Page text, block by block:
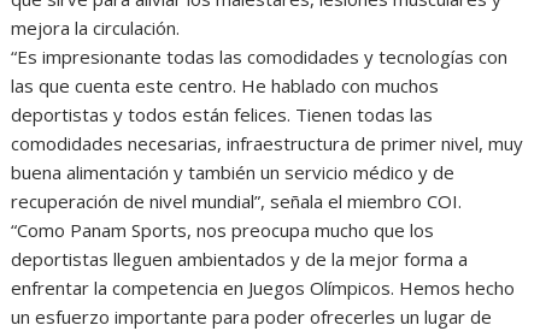
mejora la circulación.
“Es impresionante todas las comodidades y tecnologías con
las que cuenta este centro. He hablado con muchos
deportistas y todos están felices. Tienen todas las
comodidades necesarias, infraestructura de primer nivel, muy
buena alimentación y también un servicio médico y de
recuperación de nivel mundial”, señala el miembro COI.
“Como Panam Sports, nos preocupa mucho que los
deportistas lleguen ambientados y de la mejor forma a
enfrentar la competencia en Juegos Olímpicos. Hemos hecho
un esfuerzo importante para poder ofrecerles un lugar de